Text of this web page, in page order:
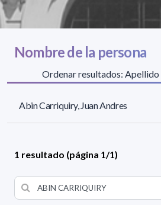
Nombre de la persona
Ordenar resultados:
Abin Carriquiry, Juan Andres
1 resultado (página 1/1)